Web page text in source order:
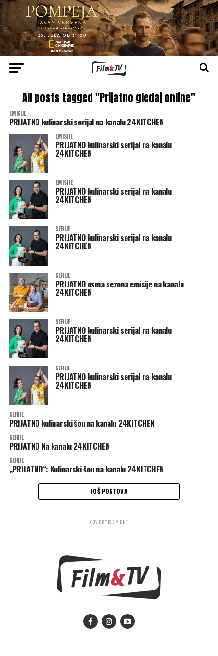
All posts tagged "Prijatno gledaj online"
EMISIJE
PRIJATNO kulinarski serijal na kanalu 24KITCHEN
EMISIJE
PRIJATNO kulinarski serijal na kanalu
24KITCHEN
EMISIJE
PRIJATNO kulinarski serijal na kanalu
24KITCHEN
SERIJE
PRIJATNO kulinarski serijal na kanalu
24KITCHEN
SERIJE
PRIJATNO osma sezona emisije na kanalu
24KITCHEN
SERIJE
PRIJATNO kulinarski serijal na kanalu
24KITCHEN
SERIJE
PRIJATNO kulinarski serijal na kanalu
24KITCHEN
SERIJE
PRIJATNO kulinarski šou na kanalu 24KITCHEN
SERIJE
PRIJATNO Na kanalu 24KITCHEN
SERIJE
„PRIJATNO“: Kulinarski šou na kanalu 24KITCHEN
JOŠ POSTOVA
ADVERTISEMENT